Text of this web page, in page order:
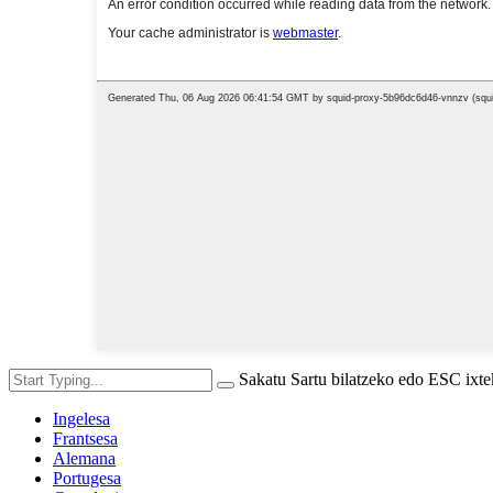
Sakatu Sartu bilatzeko edo ESC
Ingelesa
Frantsesa
Alemana
Portugesa